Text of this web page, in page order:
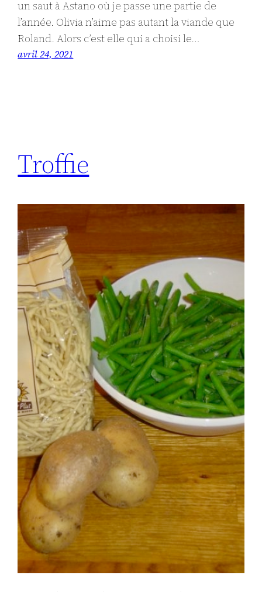
un saut à Astano où je passe une partie de
l’année. Olivia n’aime pas autant la viande que
Roland. Alors c’est elle qui a choisi le…
avril 24, 2021
Troffie